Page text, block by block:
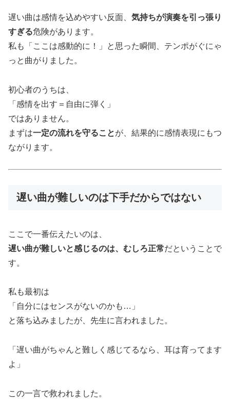
遅い曲は感情を込めやすい反面、 気持ちが演奏を引っ張り
すぎる危険があります。
私も「ここは感動的に！」と思った瞬間、テンポがぐにゃ
っと曲がりました。
初心者のうちは、
「感情を出す＝自由に弾く」
ではありません。
まずは一定の流れを守ることが、結果的に感情表現にもつ
ながります。
遅い曲が難しいのは下手だからではない
ここで一番伝えたいのは、
遅い曲が難しいと感じるのは、むしろ正常だということで
す。
私も最初は
「自分にはセンスがないのかも…」
と落ち込みましたが、先生に言われました。
「遅い曲がちゃんと難しく感じてるなら、耳は育ってます
よ」
この一言で救われました。